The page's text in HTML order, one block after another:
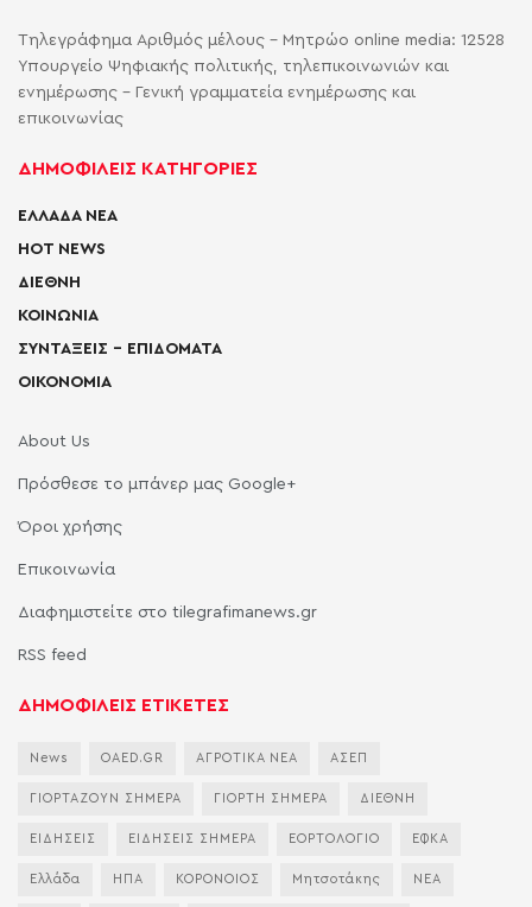
Τηλεγράφημα Αριθμός μέλους - Μητρώο online media: 12528
Υπουργείο Ψηφιακής πολιτικής, τηλεπικοινωνιών και
ενημέρωσης - Γενική γραμματεία ενημέρωσης και
επικοινωνίας
ΔΗΜΟΦΙΛΕΙΣ ΚΑΤΗΓΟΡΙΕΣ
ΕΛΛΑΔΑ ΝΕΑ
HOT NEWS
ΔΙΕΘΝΗ
ΚΟΙΝΩΝΙΑ
ΣΥΝΤΑΞΕΙΣ – ΕΠΙΔΟΜΑΤΑ
ΟΙΚΟΝΟΜΙΑ
About Us
Πρόσθεσε το μπάνερ μας Google+
Όροι χρήσης
Επικοινωνία
Διαφημιστείτε στο tilegrafimanews.gr
RSS feed
ΔΗΜΟΦΙΛΕΙΣ ΕΤΙΚΕΤΕΣ
News OAED.GR ΑΓΡΟΤΙΚΑ ΝΕΑ ΑΣΕΠ
ΓΙΟΡΤΑΖΟΥΝ ΣΗΜΕΡΑ ΓΙΟΡΤΗ ΣΗΜΕΡΑ ΔΙΕΘΝΗ
ΕΙΔΗΣΕΙΣ ΕΙΔΗΣΕΙΣ ΣΗΜΕΡΑ ΕΟΡΤΟΛΟΓΙΟ ΕΦΚΑ
Ελλάδα ΗΠΑ ΚΟΡΟΝΟΙΟΣ Μητσοτάκης ΝΕΑ